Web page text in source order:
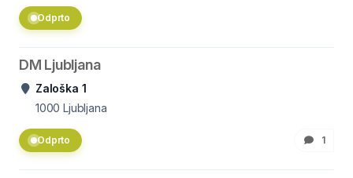
Odprto
DM Ljubljana
Zaloška 1
1000 Ljubljana
Odprto 1